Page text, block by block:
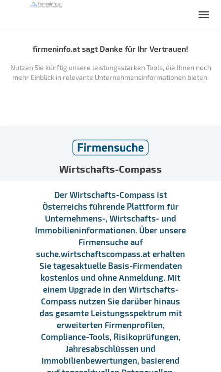
firmeninfo.at sagt Danke für Ihr Vertrauen!
Nutzen Sie künftig unsere leistungsstarken Tools, die Ihnen noch
mehr Einblick in relevante Unternehmensinformationen bieten.
Wirtschafts-Compass
Der Wirtschafts-Compass ist
Österreichs führende Plattform für
Unternehmens-, Wirtschafts- und
Immobilieninformationen. Über unsere
Firmensuche auf
suche.wirtschaftscompass.at erhalten
Sie tagesaktuelle Basis-Firmendaten
kostenlos und ohne Anmeldung. Mit
einem Upgrade in den Wirtschafts-
Compass nutzen Sie darüber hinaus
das gesamte Leistungsspektrum mit
erweiterten Firmenprofilen,
Compliance-Tools, Risikoprüfungen,
Jahresabschlüssen und
Immobilienbewertungen, basierend